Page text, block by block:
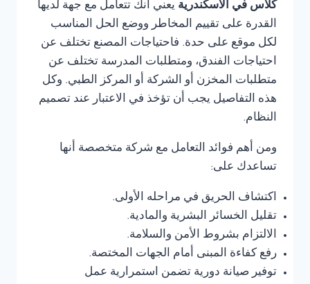
كلاس في الاسكندرية يعني أنك تتعامل مع جهة لديها
القدرة على تقييم المخاطر ووضع الحل المناسب
لكل موقع على حدة. فاحتياجات المصنع تختلف عن
احتياجات الفندق، ومتطلبات المدرسة تختلف عن
متطلبات المخزن أو الشركة أو المركز الطبي. وكل
هذه التفاصيل يجب أن تؤخذ في الاعتبار عند تصميم
النظام.
ومن أهم فوائد التعامل مع شركة متخصصة أنها
تساعدك على:
اكتشاف الحريق في مراحله الأولى.
تقليل الخسائر البشرية والمادية.
الالتزام بشروط الأمن والسلامة.
رفع كفاءة المبنى أمام الجهات المختصة.
توفير صيانة دورية تضمن استمرارية عمل